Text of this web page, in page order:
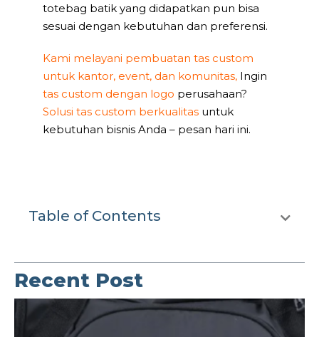
totebag batik yang didapatkan pun bisa
sesuai dengan kebutuhan dan preferensi.
Kami melayani pembuatan tas custom
untuk kantor, event, dan komunitas, Ingin
tas custom dengan logo perusahaan?
Solusi tas custom berkualitas untuk
kebutuhan bisnis Anda – pesan hari ini.
Table of Contents
Recent Post